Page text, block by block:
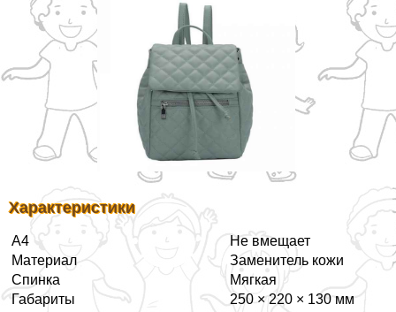
Хаpaктеристики
А4
Не вмещает
Материал
Заменитель кожи
Спинка
Мягкая
Габариты
250 × 220 × 130 мм